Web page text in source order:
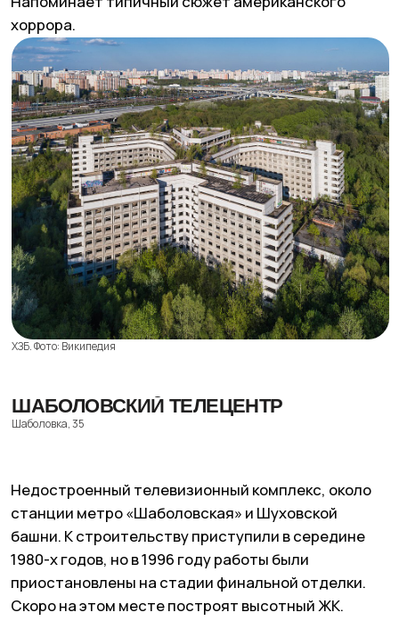
1980-х годов, но в 1996 году работы были
приостановлены на стадии финальной отделки.
Скоро на этом месте построят высотный ЖК.
Шаболовский телецентр. Фото: Яндекс Карты
1931 годах по проекту архитектора Григория
Данкмана для студентов института. В начале
2000-х годов здесь произошёл крупный пожар.
Позднее объект попытались приспособить под
апарт-отель, однако из-за банкротства
инвестора проект так и не был реализован,
и здание окончательно пришло в запустение.
Забелина, 5с3